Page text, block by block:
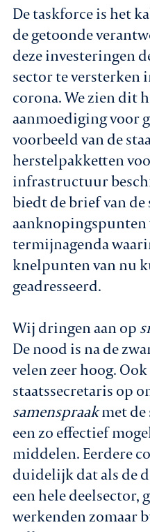
De taskforce is het
de getoonde
deze investeringen
sector te versterken
corona. We zien dit
aanmoediging voor
voorbeeld van de
herstelpakketten
infrastructuur
biedt de brief van de
aanknopingspunten
termijnagenda
knelpunten van nu
geadresseerd.
Wij dringen aan op
De nood is na de
velen zeer hoog.
staatssecretaris op
samenspraakmet de
een zo effectief
middelen. Eerdere
duidelijk dat als de
een hele deelsector,
werkenden zomaar